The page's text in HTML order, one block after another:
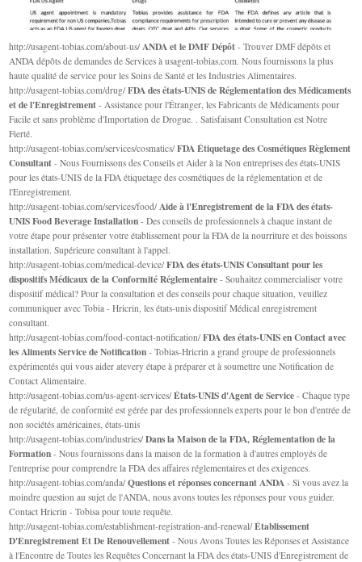
http://usagent-tobias.com/about-us/ ANDA et le DMF Dépôt - Trouver DMF dépôts et
ANDA dépôts de demandes de Services à usagent-tobias.com. Nous fournissons la plus
haute qualité de service pour les Soins de Santé et les Industries Alimentaires.
http://usagent-tobias.com/drug/FDA des états-UNIS de Réglementation des Médicaments
et de l'Enregistrement - Assistance pour l'Étranger, les Fabricants de Médicaments pour
Facile et sans problème d'Importation de Drogue. . Satisfaisant Consultation est Notre
Fierté.
http://usagent-tobias.com/services/cosmatics/FDA Étiquetage des Cosmétiques Règlement
Consultant - Nous Fournissons des Conseils et Aider à la Non entreprises des états-UNIS
pour les états-UNIS de la FDA étiquetage des cosmétiques de la réglementation et de
l'Enregistrement.
http://usagent-tobias.com/services/food/ Aide à l'Enregistrement de la FDA des états-
UNIS Food Beverage Installation - Des conseils de professionnels à chaque instant de
votre étape pour présenter votre établissement pour la FDA de la nourriture et des boissons
installation. Supérieure consultant à l'appel.
http://usagent-tobias.com/medical-device/FDA des états-UNIS Consultant pour les
dispositifs Médicaux de la Conformité Réglementaire - Souhaitez commercialiser votre
dispositif médical? Pour la consultation et des conseils pour chaque situation, veuillez
communiquer avec Tobia - Hricrin, les états-unis dispositif Médical enregistrement
consultant.
http://usagent-tobias.com/food-contact-notification/FDA des états-UNIS en Contact avec
les Aliments Service de Notification - Tobias-Hricrin a grand groupe de professionnels
expérimentés qui vous aider atevery étape à préparer et à soumettre une Notification de
Contact Alimentaire.
http://usagent-tobias.com/us-agent-services/États-UNIS d'Agent de Service - Chaque type
de régularité, de conformité est gérée par des professionnels experts pour le bon d'entrée de
non sociétés américaines, états-unis
http://usagent-tobias.com/industries/Dans la Maison de la FDA, Réglementation de la
Formation - Nous fournissons dans la maison de la formation à d'autres employés de
l'entreprise pour comprendre la FDA des affaires réglementaires et des exigences.
http://usagent-tobias.com/anda/Questions et réponses concernant ANDA - Si vous avez la
moindre question au sujet de l'ANDA, nous avons toutes les réponses pour vous guider.
Contact Hricrin - Tobisa pour toute requête.
http://usagent-tobias.com/establishment-registration-and-renewal/Établissement
D'Enregistrement Et De Renouvellement - Nous Avons Toutes les Réponses et Assistance
à l'Encontre de Toutes les Requêtes Concernant la FDA des états-UNIS d'Enregistrement de